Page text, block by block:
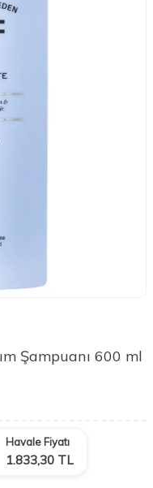
Şampuanı 600 ml
Havale Fiyatı
1.833,30 TL